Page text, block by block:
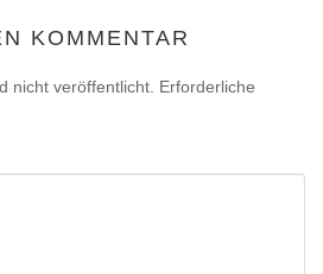
KOMMENTAR
nicht veröffentlicht. Erforderliche